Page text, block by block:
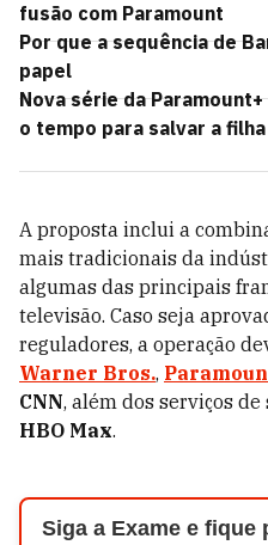
fusão com Paramount
Por que a sequência de
papel
Nova série da
o tempo para salvar a filha
A proposta inclui a
mais tradicionais da
algumas das principais
televisão. Caso seja
reguladores, a operação
Warner Bros.,
CNN, além dos serviços
HBO Max.
Siga a Exame e